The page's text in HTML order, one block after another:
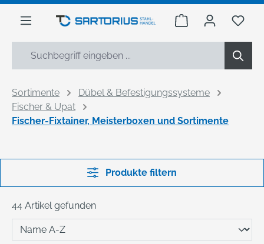
springen
Warenkorb Du
Sortimente
Dübel & Befestigungssysteme
Fischer & Upat
Fischer-Fixtainer, Meisterboxen und Sortimente
Produkte filtern
44 Artikel gefunden